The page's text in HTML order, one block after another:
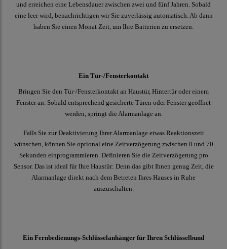
und erreichen eine Lebensdauer zwischen zwei und fünf Jahren. Sobald
eine leer wird, benachrichtigen wir Sie zuverlässig automatisch. Ab dann
haben Sie einen Monat Zeit, um Ihre Batterien zu ersetzen.
Ein Tür-/Fensterkontakt
Bringen Sie den Tür-/Fensterkontakt an Haustür, Hintertür oder einem
Fenster an. Sobald entsprechend gesicherte Türen oder Fenster geöffnet
werden, springt die Alarmanlage an.
Falls Sie zur Deaktivierung Ihrer Alarmanlage etwas Reaktionszeit
wünschen, können Sie optional eine Zeitverzögerung zwischen 0 und 70
Sekunden einprogrammieren. Definieren Sie die Zeitverzögerung pro
Sensor. Das ist ideal für Ihre Haustür: Denn das gibt Ihnen genug Zeit, die
Alarmanlage direkt nach dem Betreten Ihres Hauses in Ruhe
auszuschalten.
Ein Fernbedienungs-Schlüsselanhänger für Ihren Schlüsselbund